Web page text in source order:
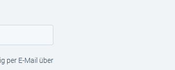
per E-Mail über